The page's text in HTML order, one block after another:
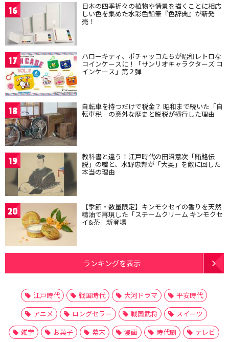
16 日本の四季折々の植物や情景を描くことに相応
しい色を集めた水彩色鉛筆『色辞典』が新発
売！
17 ハローキティ、ポチャッコたちが昭和レトロな
コインケースに！「サンリオキャラクターズ コ
インケース」第２弾
18 自転車を持つだけで税金？ 昭和まで続いた「自
転車税」の意外な歴史と脱税が横行した理由
19 教科書と違う！江戸時代の田沼意次「賄賂伝
説」の嘘と、水野忠邦が「大奥」を敵に回した
本当の理由
20 【季節・数量限定】キンモクセイの香りを天然
精油で再現した「スチームクリーム キンモクセ
イ&茶」新登場
ランキングを表示
江戸時代 戦国時代 大河ドラマ
平安時代
アニメ
ロングセラー 戦国武将
スイーツ
雑学
お菓子 幕末 漫画 時代劇
テレビ